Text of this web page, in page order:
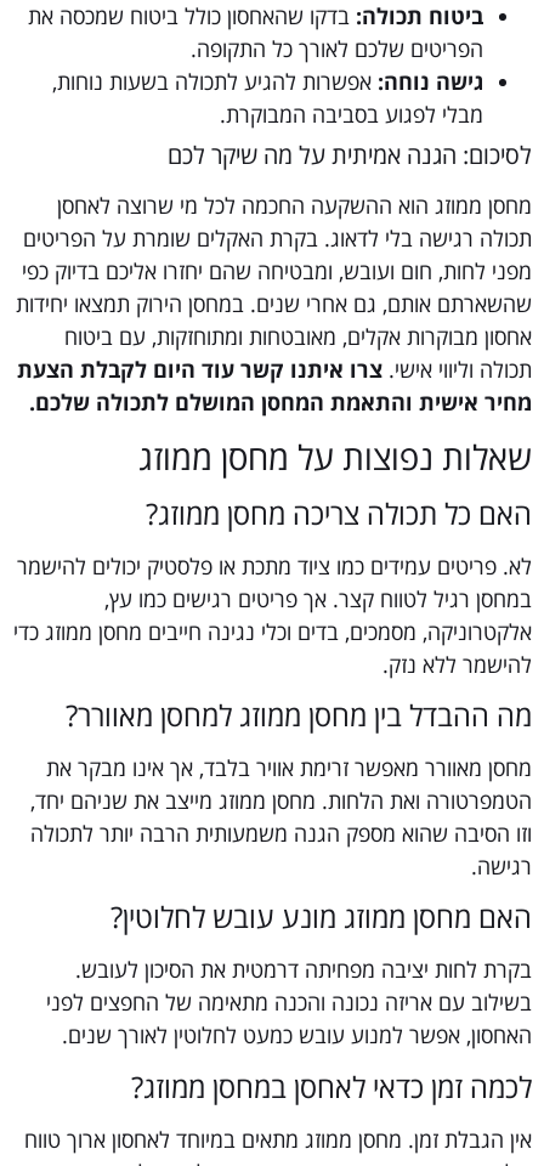
ביטוח תכולה:בדקו שהאחסון כולל ביטוח שמכסה את
הפריטים שלכם לאורך כל התקופה.
גישה נוחה:אפשרות להגיע לתכולה בשעות נוחות,
מבלי לפגוע בסביבה המבוקרת.
לסיכום: הגנה אמיתית על מה שיקר לכם
מחסן ממוזג הוא ההשקעה החכמה לכל מי שרוצה לאחסן
תכולה רגישה בלי לדאוג. בקרת האקלים שומרת על הפריטים
מפני לחות, חום ועובש, ומבטיחה שהם יחזרו אליכם בדיוק כפי
שהשארתם אותם, גם אחרי שנים. במחסן הירוק תמצאו יחידות
אחסון מבוקרות אקלים, מאובטחות ומתוחזקות, עם ביטוח
תכולה וליווי אישי. צרו איתנו קשר עוד היום לקבלת הצעת
מחיר אישית והתאמת המחסן המושלם לתכולה שלכם.
שאלות נפוצות על מחסן ממוזג
האם כל תכולה צריכה מחסן ממוזג?
לא. פריטים עמידים כמו ציוד מתכת או פלסטיק יכולים להישמר
במחסן רגיל לטווח קצר. אך פריטים רגישים כמו עץ,
אלקטרוניקה, מסמכים, בדים וכלי נגינה חייבים מחסן ממוזג כדי
להישמר ללא נזק.
מה ההבדל בין מחסן ממוזג למחסן מאוורר?
מחסן מאוורר מאפשר זרימת אוויר בלבד, אך אינו מבקר את
הטמפרטורה ואת הלחות. מחסן ממוזג מייצב את שניהם יחד,
וזו הסיבה שהוא מספק הגנה משמעותית הרבה יותר לתכולה
רגישה.
האם מחסן ממוזג מונע עובש לחלוטין?
בקרת לחות יציבה מפחיתה דרמטית את הסיכון לעובש.
בשילוב עם אריזה נכונה והכנה מתאימה של החפצים לפני
האחסון, אפשר למנוע עובש כמעט לחלוטין לאורך שנים.
לכמה זמן כדאי לאחסן במחסן ממוזג?
אין הגבלת זמן. מחסן ממוזג מתאים במיוחד לאחסון ארוך טווח